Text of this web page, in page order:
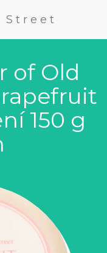
Street
of Old
150 g